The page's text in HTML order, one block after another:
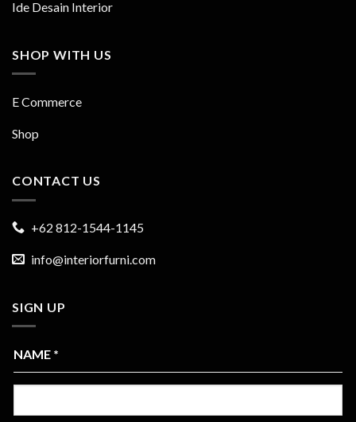
Ide Desain Interior
SHOP WITH US
E Commerce
Shop
CONTACT US
+62 812-1544-1145
info@interiorfurni.com
SIGN UP
NAME *